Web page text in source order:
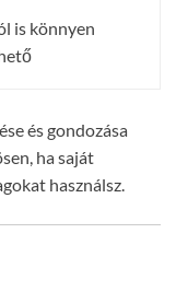
is könnyen
és gondozása
ha saját
használsz.